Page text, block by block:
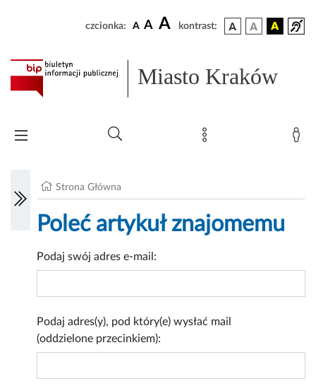
czcionka: A A A kontrast:
Miasto Kraków
Strona Główna
Poleć artykuł znajomemu
Podaj swój adres e-mail:
Podaj adres(y), pod który(e) wysłać mail
(oddzielone przecinkiem):